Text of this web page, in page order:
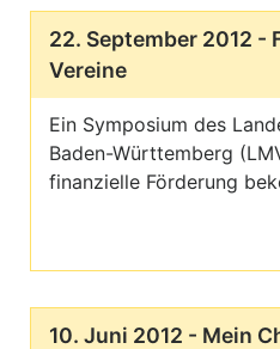
22. September 2012 -
Vereine
Ein Symposium des
Baden-Württemberg
finanzielle Förderung
10. Juni 2012 - Mein